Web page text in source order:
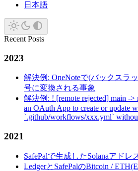
日本語
Recent Posts
2023
解決例: OneNoteで(バックスラ
号に変換される事象
解決例: ! [remote rejected] main ->
an OAuth App to create or update
`.github/workflows/xxx.yml`
2021
SafePalで生成したSolanaアドレ
LedgerとSafePalのBitcoin /